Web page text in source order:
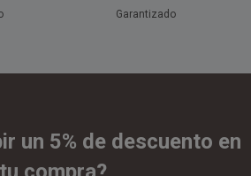
Garantizado
un 5% de descuento en